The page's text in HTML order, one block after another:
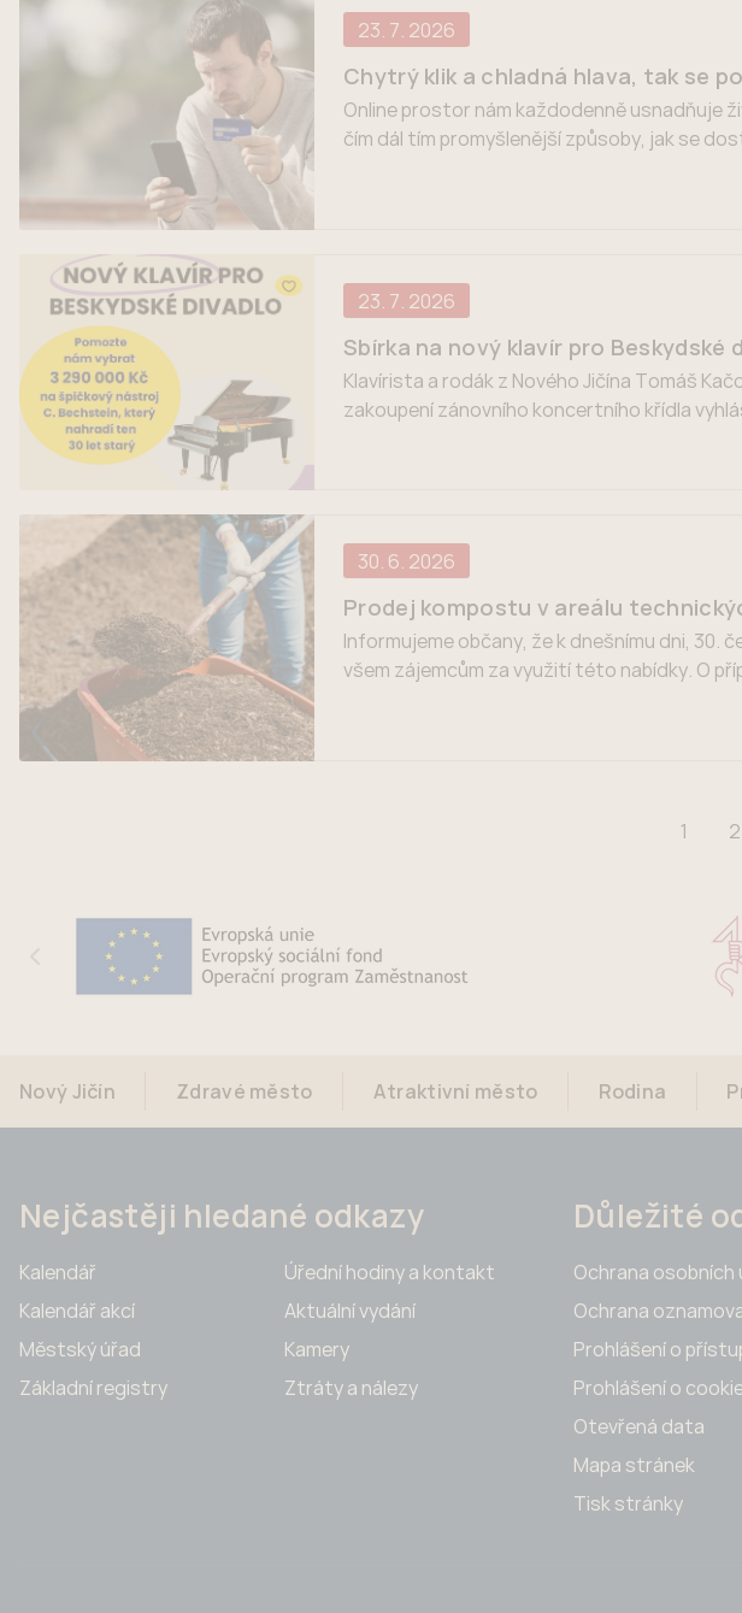
23. 7. 2026
Chytrý klik a chladná hlava, tak se
Online prostor nám každodenně usnadňuje
čím dál tím promyšlenější způsoby, jak se
23. 7. 2026
Sbírka na nový klavír pro Beskydské
Klavírista a rodák z Nového Jičína Tomáš
zakoupení zánovního koncertního křídla
30. 6. 2026
Prodej kompostu v areálu
Informujeme občany, že k dnešnímu dni, 30.
všem zájemcům za využití této nabídky. O
1 2
Nový Jičín Zdravé město Atraktivní město Rodina
Nejčastěji hledané odkazy
Kalendář
Kalendář akcí
Městský úřad
Základní registry
Úřední hodiny a kontakt
Aktuální vydání
Kamery
Ztráty a nálezy
Důležité
Ochrana osobních
Ochrana
Prohlášení o
Prohlášení o
Otevřená data
Mapa stránek
Tisk stránky